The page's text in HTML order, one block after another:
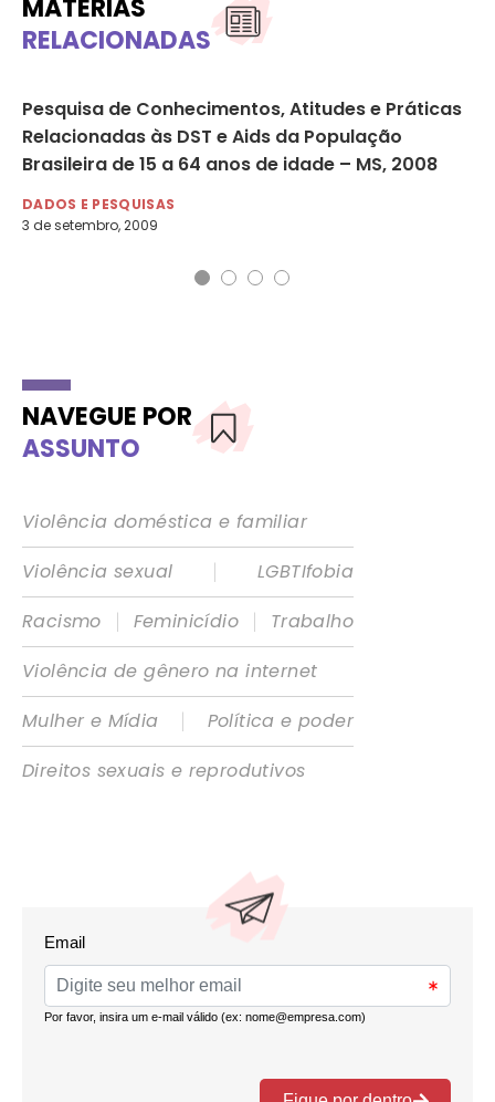
MATÉRIAS
RELACIONADAS
Pesquisa de Conhecimentos, Atitudes e Práticas
Relacionadas às DST e Aids da População
Brasileira de 15 a 64 anos de idade – MS, 2008
DADOS E PESQUISAS
3 de setembro, 2009
NAVEGUE POR
ASSUNTO
Violência doméstica e familiar
Violência sexual
|
LGBTIfobia
Racismo
| Feminicídio |
Trabalho
Violência de gênero na internet
Mulher e Mídia
|
Política e poder
Direitos sexuais e reprodutivos